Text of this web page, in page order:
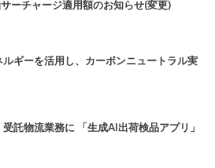
ーチャージ適用額のお知らせ(変更)
ギーを活用し、カーボンニュートラル実
託物流業務に 「生成AI出荷検品アプリ」